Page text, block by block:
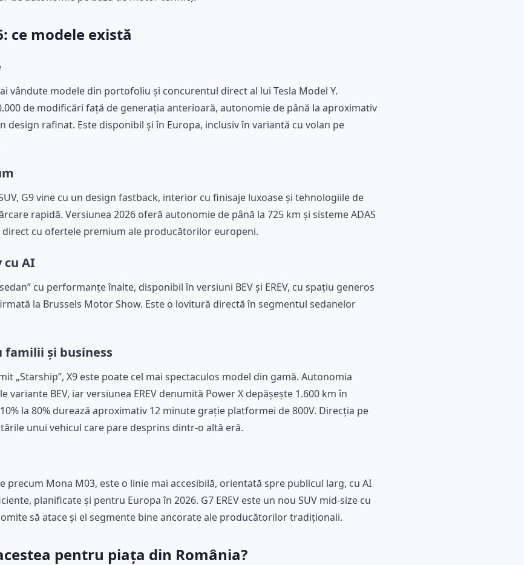
ce modele există
vândute modele din portofoliu și concurentul direct al lui Tesla Model Y.
de modificări față de generația anterioară, autonomie de până la aproximativ
design rafinat. Este disponibil și în Europa, inclusiv în variantă cu volan pe
G9 vine cu un design fastback, interior cu finisaje luxoase și tehnologiile de
rapidă. Versiunea 2026 oferă autonomie de până la 725 km și sisteme ADAS
cu ofertele premium ale producătorilor europeni.
cu AI
cu performanțe înalte, disponibil în versiuni BEV și EREV, cu spațiu generos
la Brussels Motor Show. Este o lovitură directă în segmentul sedanelor
familii și business
„Starship”, X9 este poate cel mai spectaculos model din gamă. Autonomia
variante BEV, iar versiunea EREV denumită Power X depășește 1.600 km în
la 80% durează aproximativ 12 minute grație platformei de 800V. Direcția pe
unui vehicul care pare desprins dintr-o altă eră.
precum Mona M03, este o linie mai accesibilă, orientată spre publicul larg, cu AI
planificate și pentru Europa în 2026. G7 EREV este un nou SUV mid-size cu
să atace și el segmente bine ancorate ale producătorilor tradiționali.
pentru piața din România?